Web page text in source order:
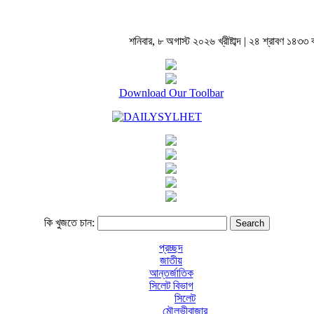
শনিবার, ৮ অগাস্ট ২০২৬ খ্রীষ্টাব্দ | ২৪ শ্রাবণ ১৪৩৩
Download Our Toolbar
কি খুজতে চান:
প্রচ্ছদ
জাতীয়
আন্তর্জাতিক
সিলেট বিভাগ
সিলেট
মৌলভীবাজার